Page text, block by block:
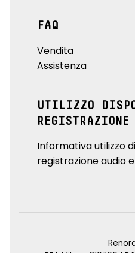
FAQ
Vendita
Assistenza
UTILIZZO
REGISTRAZIONE
Informativa utilizzo
registrazione audio